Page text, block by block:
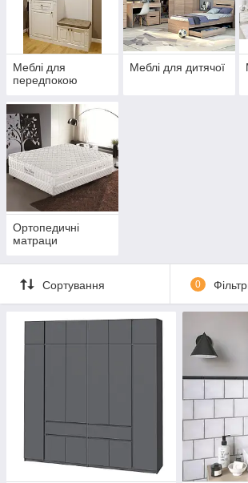
Меблі для
передпокою
Меблі для дитячої
Ортопедичні
матраци
Сортування 0